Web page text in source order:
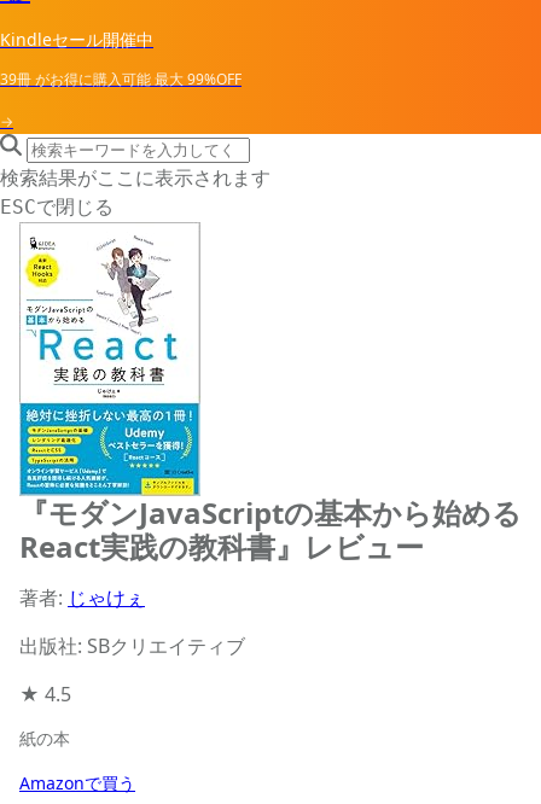
Kindleセール開催中
39冊がお得に購入可能最大99%OFF
→
search icon
サイト内検索
検索結果がここに表示されます
ESCで閉じる
『モダンJavaScriptの基本から始める
React実践の教科書』レビュー
著者: じゃけぇ
出版社: SBクリエイティブ
★ 4.5
紙の本
Amazonで買う